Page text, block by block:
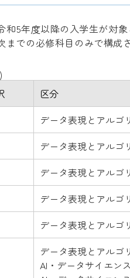
5年度以降の入学生が対
での必修科目のみで構成
区分
データ表現とアルゴ
データ表現とアルゴ
データ表現とアルゴ
データ表現とアルゴ
データ表現とアルゴ
データ表現とアルゴ
AI・データサイエン